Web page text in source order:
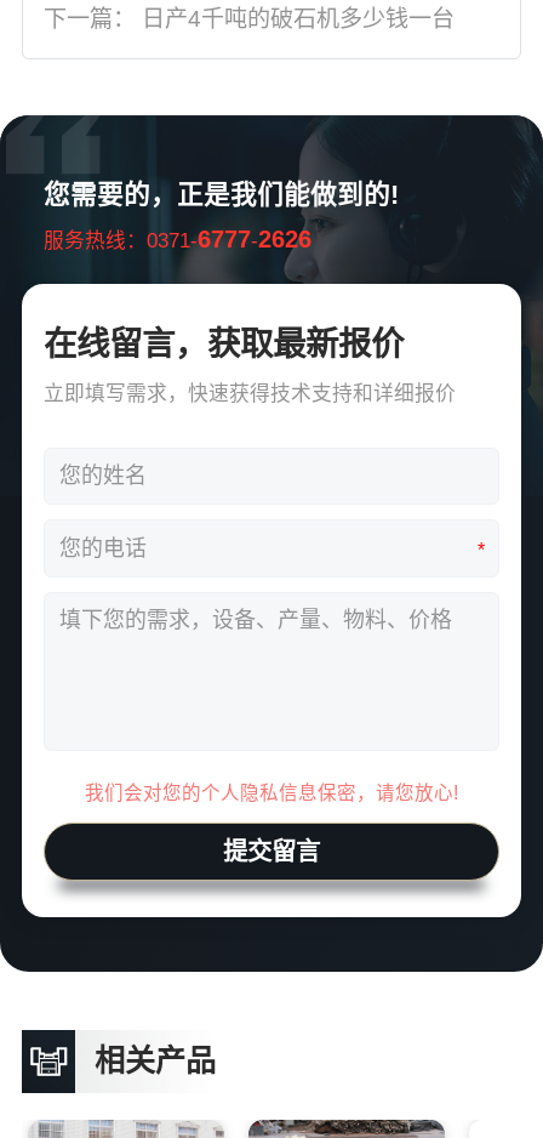
下一篇： 日产4千吨的破石机多少钱一台
您需要的，正是我们能做到的!
服务热线：0371-6777-2626
在线留言，获取最新报价
立即填写需求，快速获得技术支持和详细报价
*
我们会对您的个人隐私信息保密，请您放心!
提交留言
相关产品